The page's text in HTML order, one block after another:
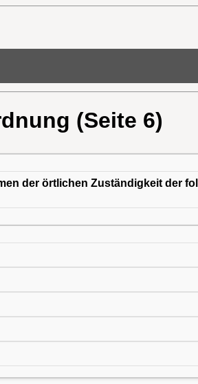
(Seite 6)
der örtlichen Zuständigkeit der